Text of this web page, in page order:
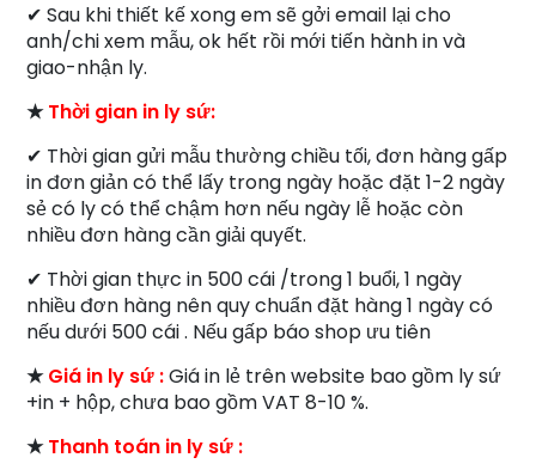
✔ Sau khi thiết kế xong em sẽ gởi email lại cho
anh/chi xem mẫu, ok hết rồi mới tiến hành in và
giao-nhận ly.
★Thời gian in ly sứ:
✔ Thời gian gửi mẫu thường chiều tối, đơn hàng gấp
in đơn giản có thể lấy trong ngày hoặc đặt 1-2 ngày
sẻ có ly có thể chậm hơn nếu ngày lễ hoặc còn
nhiều đơn hàng cần giải quyết.
✔ Thời gian thực in 500 cái /trong 1 buổi, 1 ngày
nhiều đơn hàng nên quy chuẩn đặt hàng 1 ngày có
nếu dưới 500 cái . Nếu gấp báo shop ưu tiên
★Giá in ly sứ :Giá in lẻ trên website bao gồm ly sứ
+in + hộp, chưa bao gồm VAT 8-10 %.
★Thanh toán in ly sứ :